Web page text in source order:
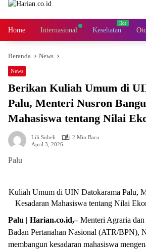
Home Internasional Kesehatan
Beranda News
News
Berikan Kuliah Umum di
Palu, Menteri Nusron
Mahasiswa tentang Nilai
Lili Suheli
2 Min Baca
April 3, 2026
Palu
Kuliah Umum di UIN Datokarama Palu,
Kesadaran Mahasiswa tentang Nilai
Palu | Harian.co.id,–Menteri Agraria dan
Badan Pertanahan Nasional (ATR/BPN),
membangun kesadaran mahasiswa